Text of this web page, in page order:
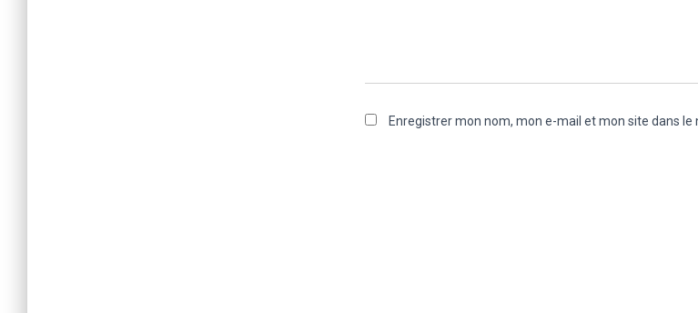
Enregistrer mon nom, mon e-mail et mon site dans